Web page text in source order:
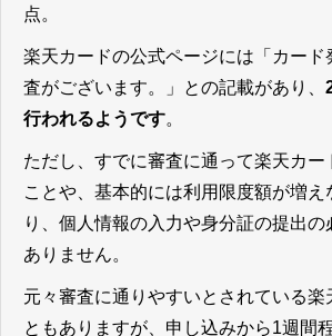
点。
楽天カードの公式ページには「カード
査がございます。」との記載があり、
行われるようです。
ただし、すでに審査に通って楽天カー
ことや、基本的には利用限度額が増え
り、個人情報の入力や身分証の提出の
ありません。
元々審査に通りやすいとされている楽
ともありますが、申し込みから1週間